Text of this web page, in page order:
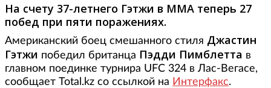
На счету 37-летнего Гэтжи в ММА теперь 27
побед при пяти поражениях.
Американский боец смешанного стиля Джастин
Гэтжи победил британца Пэдди Пимблетта в
главном поединке турнира UFC 324 в Лас-Вегасе,
сообщает Total.kz со ссылкой на Интерфакс.